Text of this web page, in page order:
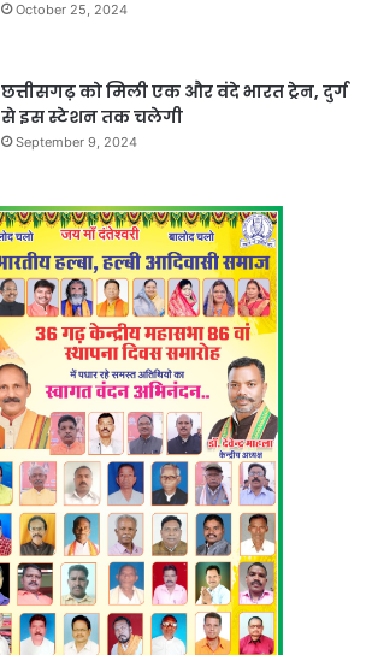
October 25, 2024
छत्तीसगढ़ को मिली एक और वंदे भारत ट्रेन, दुर्ग
से इस स्टेशन तक चलेगी
September 9, 2024